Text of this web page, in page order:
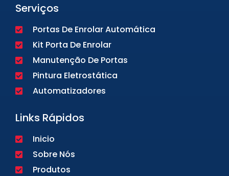
Serviços
Portas De Enrolar Automática
Kit Porta De Enrolar
Manutenção De Portas
Pintura Eletrostática
Automatizadores
Links Rápidos
Inicio
Sobre Nós
Produtos